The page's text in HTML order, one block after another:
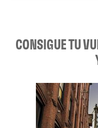
CONSIGUE TU